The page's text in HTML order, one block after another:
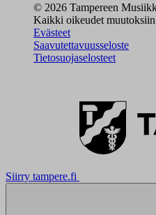
© 2026 Tampereen
Kaikki oikeudet muutoksiin
Evästeet
Saavutettavuusseloste
Tietosuojaselosteet
Siirry tampere.fi